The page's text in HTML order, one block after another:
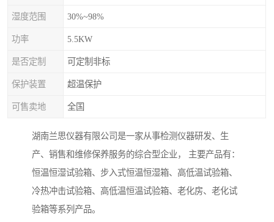
湿度范围 30%~98%
功率 5.5KW
是否定制 可定制非标
保护装置 超温保护
可售卖地 全国
湖南兰思仪器有限公司是一家从事检测仪器研发、生
产、销售和维修保养服务的综合型企业， 主要产品有：
恒温恒湿试验箱、步入式恒温恒湿箱、高低温试验箱、
冷热冲击试验箱、高低温恒温试验箱、老化房、老化试
验箱等系列产品。